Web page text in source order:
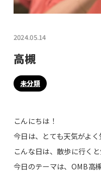
2024.05.14
高槻
未分類
こんにちは！
今日は、とても天気がよ
こんな日は、散歩に行く
今日のテーマは、OMB高